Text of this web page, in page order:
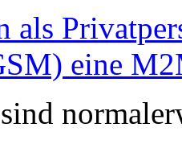
als
eine